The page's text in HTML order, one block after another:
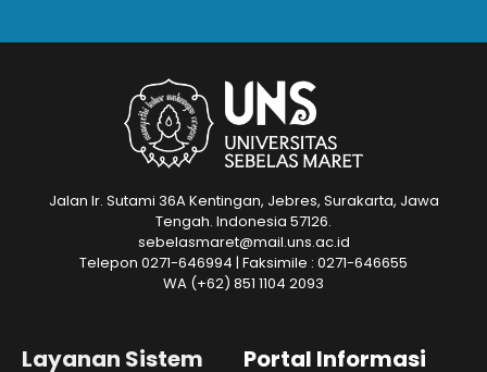
Jalan Ir. Sutami 36A Kentingan, Jebres, Surakarta, Jawa
Tengah. Indonesia 57126.
sebelasmaret@mail.uns.ac.id
Telepon 0271-646994 | Faksimile : 0271-646655
WA (+62) 851 1104 2093
Layanan Sistem Portal Informasi